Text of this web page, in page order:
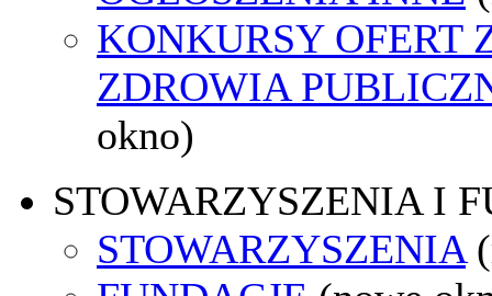
KONKURSY OFERT
ZDROWIA
okno)
STOWARZYSZENIA I
STOWARZYSZENIA